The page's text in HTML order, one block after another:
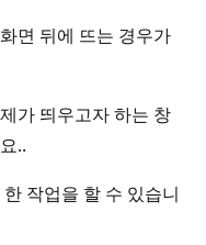
면 뒤에 뜨는 경우가
가 띄우고자 하는 창
..
작업을 할 수 있습니